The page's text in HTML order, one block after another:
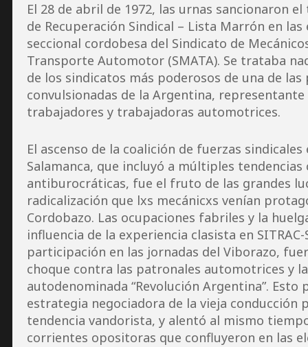
El 28 de abril de 1972, las urnas sancionaron
de Recuperación Sindical – Lista Marrón en las
seccional cordobesa del Sindicato de
Transporte Automotor (SMATA). Se trataba
de los sindicatos más poderosos de una de las
convulsionadas de la Argentina, representante
trabajadores y trabajadoras automotrices.
El ascenso de la coalición de fuerzas sindicales
Salamanca, que incluyó a múltiples
antiburocráticas, fue el fruto de las grandes
radicalización que lxs mecánicxs venían
Cordobazo. Las ocupaciones fabriles y la
influencia de la experiencia clasista en SITRAC-
participación en las jornadas del Viborazo,
choque contra las patronales automotrices y
autodenominada “Revolución Argentina”. Esto
estrategia negociadora de la vieja conducción
tendencia vandorista, y alentó al mismo
corrientes opositoras que confluyeron en las